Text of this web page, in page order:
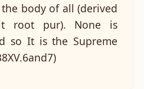
body of all (derived
root pur). None is
so It is the Supreme